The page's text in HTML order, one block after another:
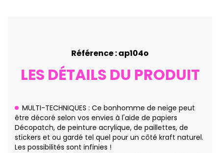
Référence : ap104o
LES DÉTAILS DU PRODUIT
MULTI-TECHNIQUES : Ce bonhomme de neige peut
être décoré selon vos envies à l'aide de papiers
Décopatch, de peinture acrylique, de paillettes, de
stickers et ou gardé tel quel pour un côté kraft naturel.
Les possibilités sont infinies !